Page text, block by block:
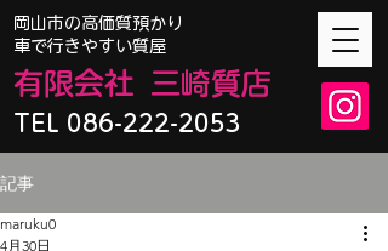
TEL 086-222-2053
​岡山市の高価質預かり
車で行きやすい質屋
有限会社 三崎質店
記事
maruku0
4月30日